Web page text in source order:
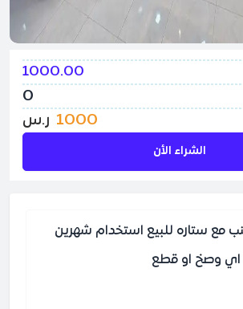
1000.00
0
1000 ر.س
الشراء الأن
مع ستاره للبيع استخدام شهرين
اي وصخ او قطع